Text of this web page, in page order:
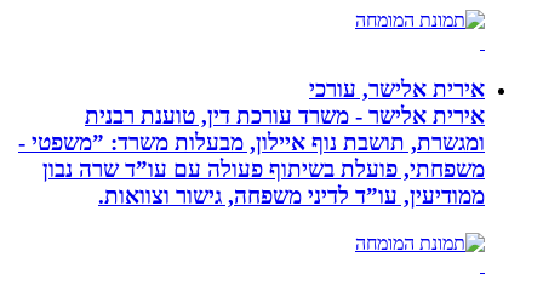
אירית אלישר, עורכי
אירית אלישר - משרד עורכת דין, טוענת רבנית
ומגשרת, תושבת נוף איילון, מבעלות משרד: ”משפטי -
משפחתי, פועלת בשיתוף פעולה עם עו”ד שרה נבון
ממודיעין, עו”ד לדיני משפחה, גישור וצוואות.